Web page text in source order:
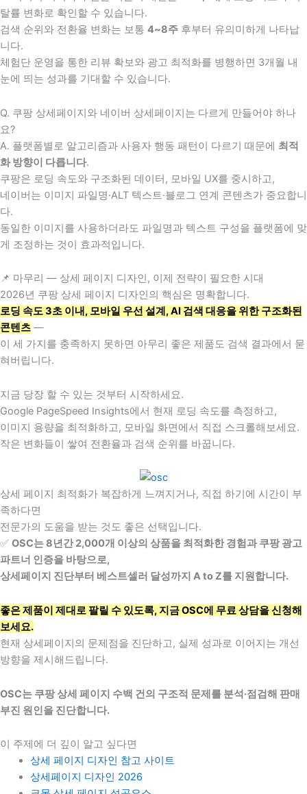
탈률 변화로 확인할 수 있습니다.
검색 순위와 전환율 변화는 보통 4~8주 후부터 유의미하게 나타납
니다.
체험단 운영을 통한 리뷰 확보와 광고 최적화를 병행하면 3개월 내
눈에 띄는 성과를 기대할 수 있습니다.
Q. 쿠팡 상세페이지와 네이버 상세페이지는 다르게 만들어야 하나
요?
A. 플랫폼별로 알고리즘과 사용자 행동 패턴이 다르기 때문에 최적
화 방향이 다릅니다.
쿠팡은 로딩 속도와 구조화된 데이터, 모바일 UX를 중시하고,
네이버는 이미지 파일명·ALT 텍스트·블로그 연계 콘텐츠가 중요합니
다.
동일한 이미지를 사용하더라도 파일명과 텍스트 구성을 플랫폼에 맞
게 조정하는 것이 효과적입니다.
📌 마무리 — 상세 페이지 디자인, 이제 전략이 필요한 시대
2026년 쿠팡 상세 페이지 디자인의 핵심은 명확합니다.
로딩 속도 3초 이내, 모바일 우선 설계, AI 검색 대응을 위한 구조화된
콘텐츠 —
이 세 가지를 충족하지 못하면 아무리 좋은 제품도 검색 결과에서 묻
혀버립니다.
지금 당장 할 수 있는 것부터 시작하세요.
Google PageSpeed Insights에서 현재 로딩 속도를 측정하고,
이미지 용량을 최적화하고, 모바일 화면에서 직접 스크롤해보세요.
작은 변화들이 쌓여 전환율과 검색 순위를 바꿉니다.
상세 페이지 최적화가 복잡하게 느껴지거나, 직접 하기에 시간이 부
족하다면
전문가의 도움을 받는 것도 좋은 선택입니다.
✅ OSC는 8년간 2,000개 이상의 상품을 최적화한 경험과 쿠팡 광고
파트너 인증을 바탕으로,
상세페이지 진단부터 베스트셀러 달성까지 A to Z를 지원합니다.
좋은 제품이 제대로 팔릴 수 있도록, 지금 OSC에 무료 상담을 신청해
보세요.
현재 상세페이지의 문제점을 진단하고, 실제 성과로 이어지는 개선
방향을 제시해드립니다.
OSC는 쿠팡 상세 페이지 수백 건의 구조적 문제를 분석·점검해 판매
부진 원인을 진단합니다.
이 주제에 더 깊이 알고 싶다면
상세 페이지 디자인 참고 사이트
상세페이지 디자인 2026